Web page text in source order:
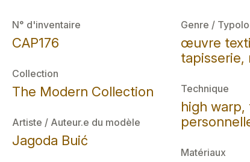
N° d'inventaire
CAP176
Collection
The Modern Collection
Artiste / Auteur.e du modèle
Jagoda Buić
Genre /
œuvre
tapisserie,
Technique
high
Matériaux